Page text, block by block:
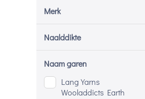
Merk
Naalddikte
Naam garen
Lang Yarns
Wooladdicts Earth